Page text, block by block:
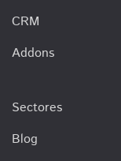
CRM
Addons
Sectores
Blog